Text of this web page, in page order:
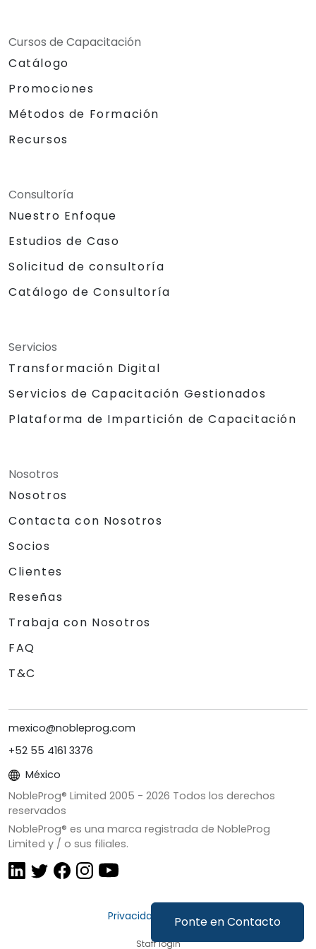
Ponte en Contacto
Cursos de Capacitación
Catálogo
Promociones
Métodos de Formación
Recursos
Consultoría
Nuestro Enfoque
Estudios de Caso
Solicitud de consultoría
Catálogo de Consultoría
Servicios
Transformación Digital
Servicios de Capacitación Gestionados
Plataforma de Impartición de Capacitación
Nosotros
Nosotros
Contacta con Nosotros
Socios
Clientes
Reseñas
Trabaja con Nosotros
FAQ
T&C
mexico@nobleprog.com
+52 55 4161 3376
México
NobleProg® Limited 2005 - 2026 Todos los derechos
reservados
NobleProg® es una marca registrada de NobleProg
Limited y / o sus filiales.
Privacidad y Cookies
Staff login